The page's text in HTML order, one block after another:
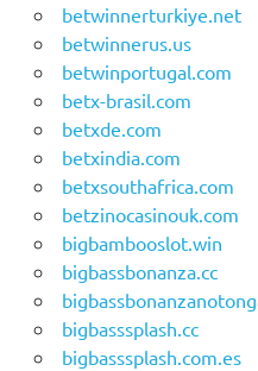
betwinnerturkiye.net
betwinnerus.us
betwinportugal.com
betx-brasil.com
betxde.com
betxindia.com
betxsouthafrica.com
betzinocasinouk.com
bigbambooslot.win
bigbassbonanza.cc
bigbasssplash.cc
bigbasssplash.com.es